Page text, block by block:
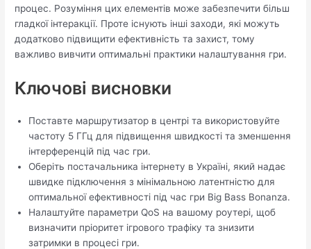
процес. Розуміння цих елементів може забезпечити більш
гладкої інтеракції. Проте існують інші заходи, які можуть
додатково підвищити ефективність та захист, тому
важливо вивчити оптимальні практики налаштування гри.
Ключові висновки
Поставте маршрутизатор в центрі та використовуйте
частоту 5 ГГц для підвищення швидкості та зменшення
інтерференцій під час гри.
Оберіть постачальника інтернету в Україні, який надає
швидке підключення з мінімальною латентністю для
оптимальної ефективності під час гри Big Bass Bonanza.
Налаштуйте параметри QoS на вашому роутері, щоб
визначити пріоритет ігрового трафіку та знизити
затримки в процесі гри.